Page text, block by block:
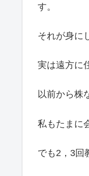
す。
それが身に
実は遠方に
以前から株
私もたまに
でも2，3回